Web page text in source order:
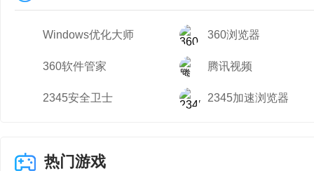
Windows优化大师 360浏览器
360软件管家 腾讯视频
2345安全卫士 2345加速浏览器
热门游戏